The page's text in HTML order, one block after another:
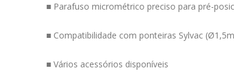
■ Parafuso micrométrico preciso para pré-
■ Compatibilidade com ponteiras Sylvac
■ Vários acessórios disponíveis